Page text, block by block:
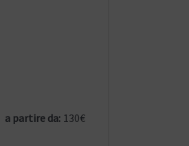
a partire da: 130€